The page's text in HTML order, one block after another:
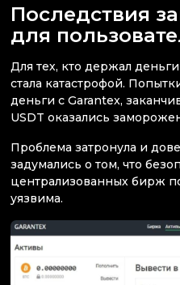
Последствия
для
Для тех, кто держал
стала катастрофой.
деньги с Garantex,
USDT оказались
Проблема затронула и
задумались о том, что
централизованных бирж
уязвима.